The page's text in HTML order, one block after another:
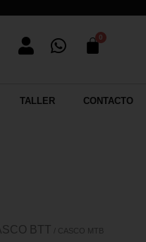
TALLER CONTACTO
BTT / CASCO MTB